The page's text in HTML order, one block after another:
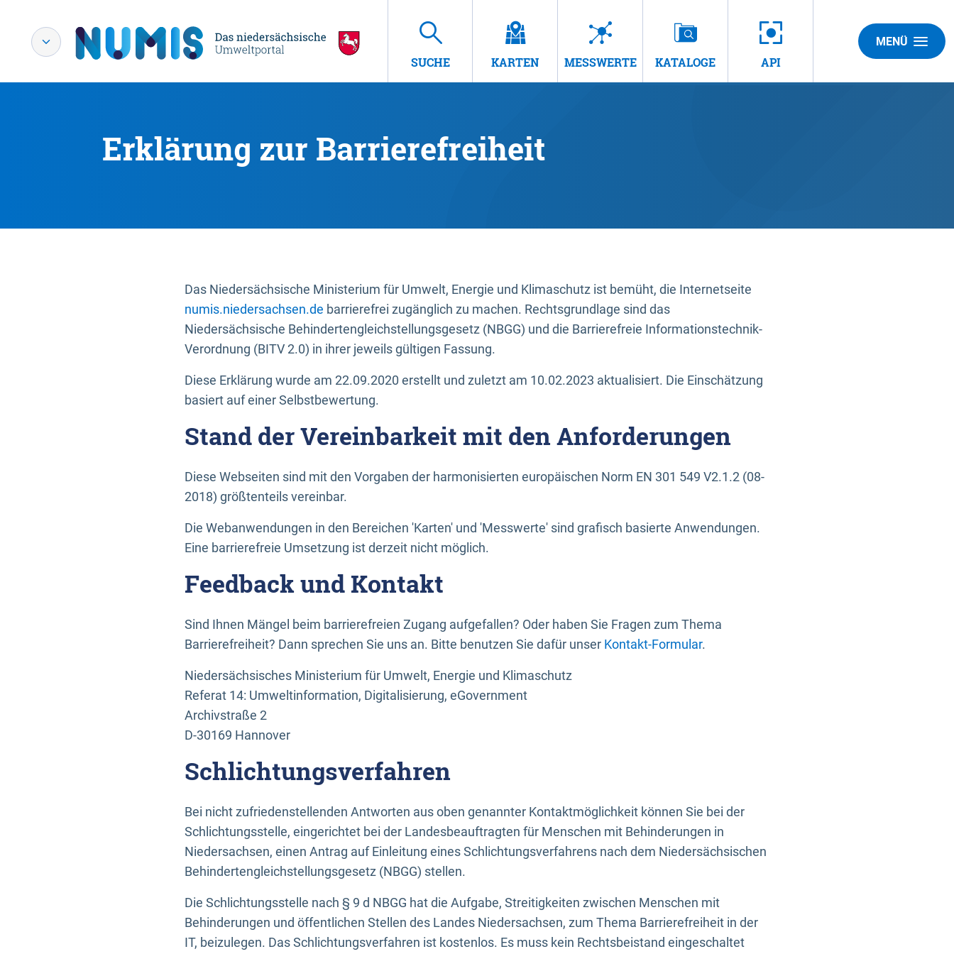
SUCHE KARTEN MESSWERTE KATALOGE API
MENÜ
Erklärung zur Barrierefreiheit
Das Niedersächsische Ministerium für Umwelt, Energie und Klimaschutz ist bemüht, die Internetseite
numis.niedersachsen.de barrierefrei zugänglich zu machen. Rechtsgrundlage sind das
Niedersächsische Behindertengleichstellungsgesetz (NBGG) und die Barrierefreie Informationstechnik-
Verordnung (BITV 2.0) in ihrer jeweils gültigen Fassung.
Diese Erklärung wurde am 22.09.2020 erstellt und zuletzt am 10.02.2023 aktualisiert. Die Einschätzung
basiert auf einer Selbstbewertung.
Stand der Vereinbarkeit mit den Anforderungen
Diese Webseiten sind mit den Vorgaben der harmonisierten europäischen Norm EN 301 549 V2.1.2 (08-
2018) größtenteils vereinbar.
Die Webanwendungen in den Bereichen 'Karten' und 'Messwerte' sind grafisch basierte Anwendungen.
Eine barrierefreie Umsetzung ist derzeit nicht möglich.
Feedback und Kontakt
Sind Ihnen Mängel beim barrierefreien Zugang aufgefallen? Oder haben Sie Fragen zum Thema
Barrierefreiheit? Dann sprechen Sie uns an. Bitte benutzen Sie dafür unser Kontakt-Formular.
Niedersächsisches Ministerium für Umwelt, Energie und Klimaschutz
Referat 14: Umweltinformation, Digitalisierung, eGovernment
Archivstraße 2
D-30169 Hannover
Schlichtungsverfahren
Bei nicht zufriedenstellenden Antworten aus oben genannter Kontaktmöglichkeit können Sie bei der
Schlichtungsstelle, eingerichtet bei der Landesbeauftragten für Menschen mit Behinderungen in
Niedersachsen, einen Antrag auf Einleitung eines Schlichtungsverfahrens nach dem Niedersächsischen
Behindertengleichstellungsgesetz (NBGG) stellen.
Die Schlichtungsstelle nach § 9 d NBGG hat die Aufgabe, Streitigkeiten zwischen Menschen mit
Behinderungen und öffentlichen Stellen des Landes Niedersachsen, zum Thema Barrierefreiheit in der
IT, beizulegen. Das Schlichtungsverfahren ist kostenlos. Es muss kein Rechtsbeistand eingeschaltet